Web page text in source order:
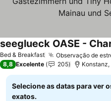
Bed & Breakfast Observação de
Ver preços
8,8 Excelente 205
Selecione as datas para ver
exatos.